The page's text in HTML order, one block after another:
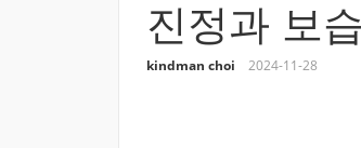
진정과 보
kindman choi 2024-11-28